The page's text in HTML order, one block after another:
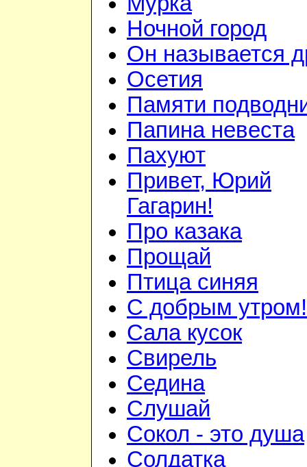
Ночной город
Он называется
Осетия
Памяти
Папина невеста
Пахуют
Привет, Юрий
Гагарин!
Про казака
Прощай
Птица синяя
С добрым утром!
Сала кусок
Свирель
Седина
Слушай
Сокол - это душа
Солдатка